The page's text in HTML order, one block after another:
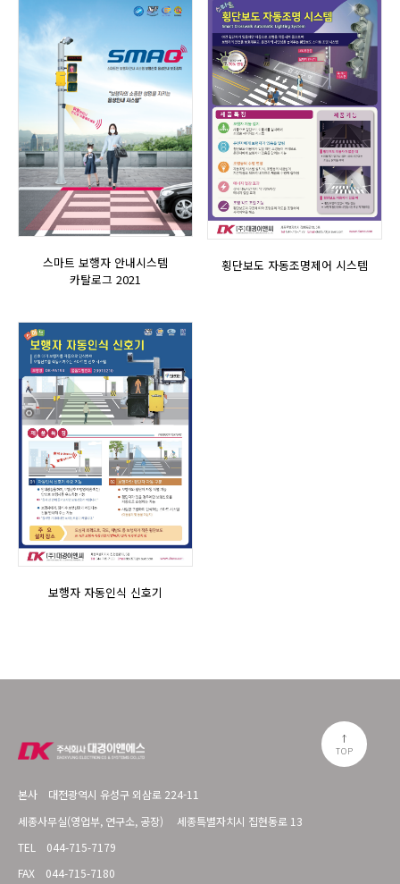
스마트 보행자 안내시스템
카탈로그 2021
횡단보도 자동조명제어 시스템
보행자 자동인식 신호기
본사
대전광역시 유성구 외삼로 224-11
세종사무실(영업부, 연구소, 공장)
세종특별자치시 집현동로 13
TEL
044-715-7179
FAX
044-715-7180
TOP